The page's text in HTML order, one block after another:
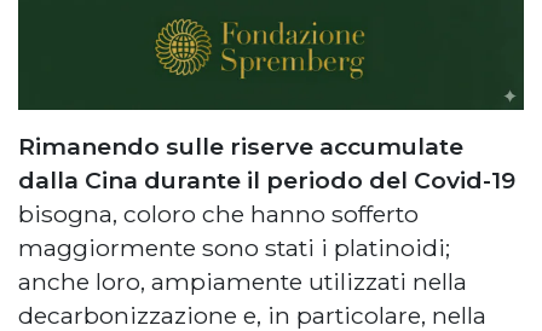
Rimanendo sulle riserve accumulate
dalla Cina durante il periodo del Covid-19
bisogna, coloro che hanno sofferto
maggiormente sono stati i platinoidi;
anche loro, ampiamente utilizzati nella
decarbonizzazione e, in particolare, nella